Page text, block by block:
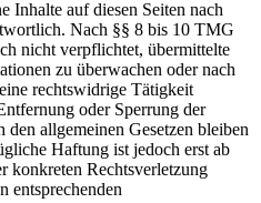
Inhalte auf diesen Seiten nach
Nach §§ 8 bis 10 TMG
nicht verpflichtet, übermittelte
zu überwachen oder nach
rechtswidrige Tätigkeit
oder Sperrung der
allgemeinen Gesetzen bleiben
Haftung ist jedoch erst ab
konkreten Rechtsverletzung
entsprechenden